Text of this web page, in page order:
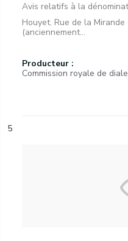
Avis relatifs à la
Houyet. Rue de la
(anciennement...
Producteur :
Commission royale de
5